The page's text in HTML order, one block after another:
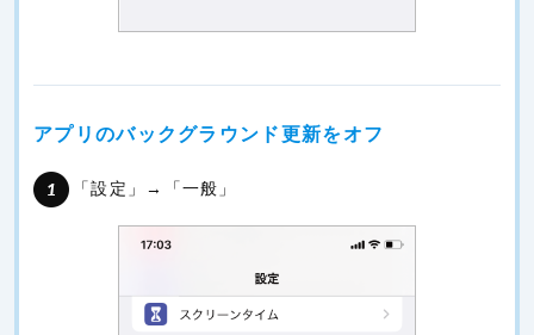
アプリのバックグラウンド更新をオフ
「設定」→「一般」